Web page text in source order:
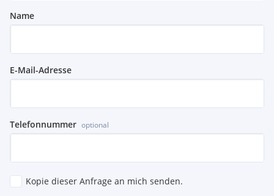
Ladekantenschutz in Edelstahl
Audi pre sense front
Frontscheibe in Akustikverglasung
Kindersicherung elektrisch betätigt
Manuelle Gepäckraumklappe
Quattro
Reifenreparaturset
Start-Stop-System mit Rekuperation
Name
E-Mail-Adresse
Telefonnummer optional
Kopie dieser Anfrage an mich senden.